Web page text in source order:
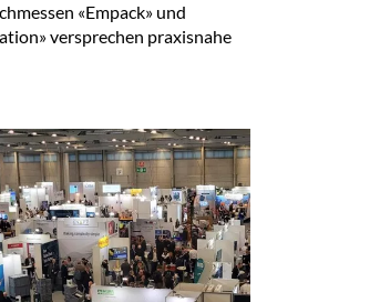
«Empack» und
versprechen praxisnahe